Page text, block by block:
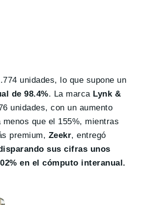
unidades, lo que supone un
de 98.4%. La marca Lynk &
unidades, con un aumento
menos que el 155%, mientras
premium, Zeekr, entregó
sus cifras unos
en el cómputo interanual.